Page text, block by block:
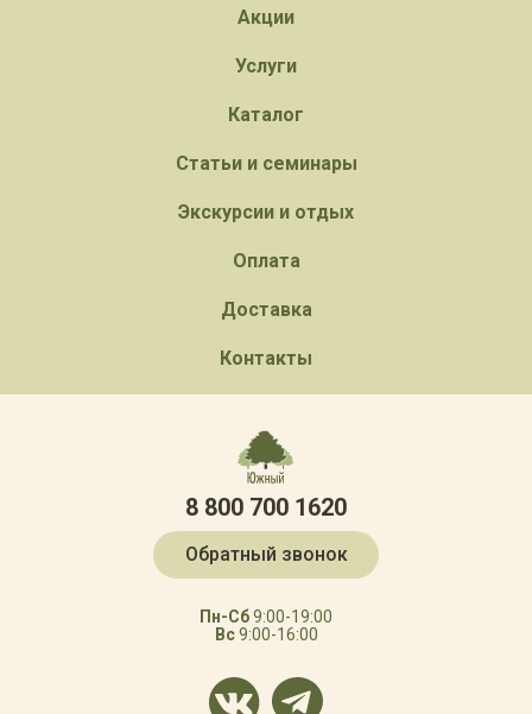
Акции
Услуги
Каталог
Статьи и семинары
Экскурсии и отдых
Оплата
Доставка
Контакты
8 800 700 1620
Обратный звонок
Пн-Сб9:00-19:00
Вс9:00-16:00